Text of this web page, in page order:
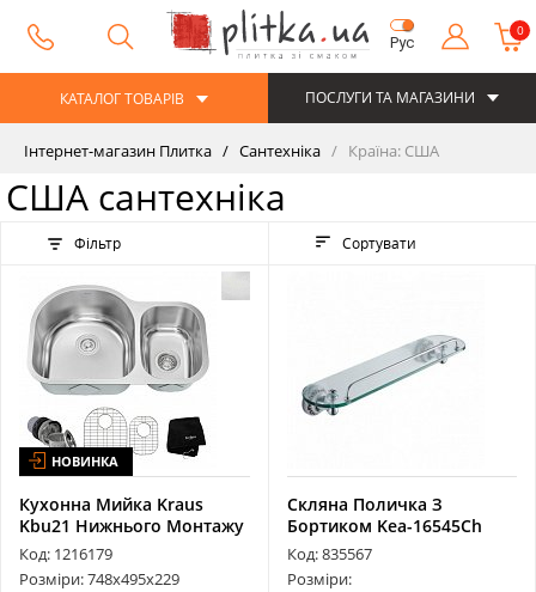
Рус
0
КАТАЛОГ ТОВАРІВ ПОСЛУГИ ТА МАГАЗИНИ
Інтернет-магазин Плитка Сантехніка Країна: США
США сантехніка
Фільтр Сортувати
НОВИНКА
Кухонна Мийка Kraus
Kbu21 Нижнього Монтажу
Код: 1216179
Розміри: 748х495х229
Скляна Поличка З
Бортиком Kea-16545Ch
Код: 835567
Розміри: